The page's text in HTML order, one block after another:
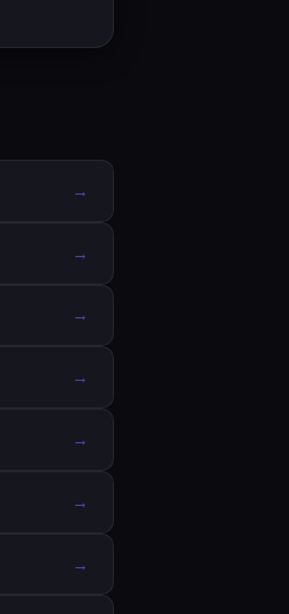
→
→
→
→
→
→
→